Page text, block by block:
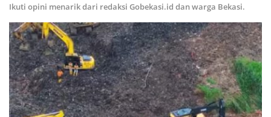
Ikuti opini menarik dari redaksi Gobekasi.id dan warga Bekasi.